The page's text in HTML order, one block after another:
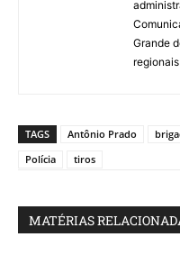
Grande
TAGS Antônio Prado
Polícia
tiros
MATÉRIAS